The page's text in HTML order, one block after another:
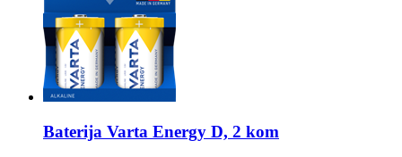
Baterija Varta Energy D, 2 kom